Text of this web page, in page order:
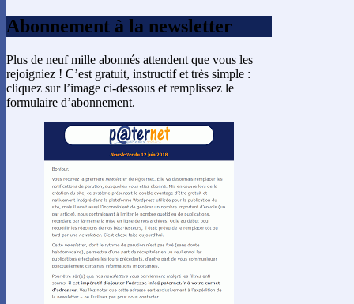
Abonnement à la newsletter
Plus de neuf mille abonnés attendent que vous les
rejoigniez ! C’est gratuit, instructif et très simple :
cliquez sur l’image ci-dessous et remplissez le
formulaire d’abonnement.